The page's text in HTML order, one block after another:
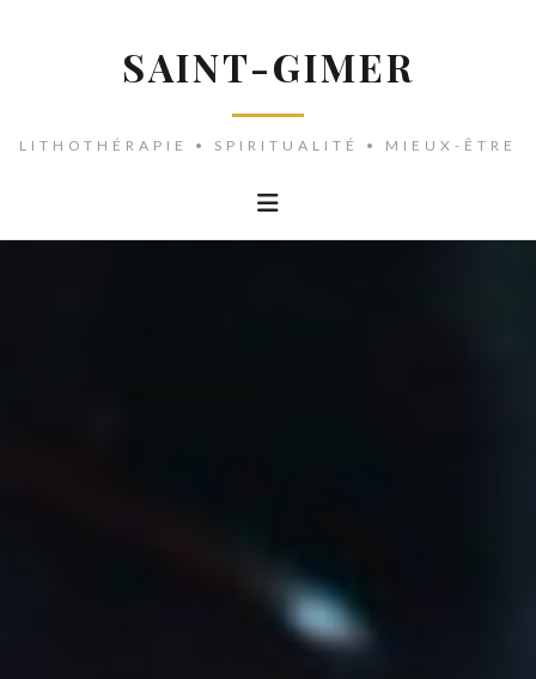
SAINT-GIMER
LITHOTHÉRAPIE • SPIRITUALITÉ • MIEUX-ÊTRE